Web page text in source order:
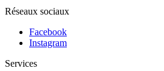
Réseaux sociaux
Facebook
Instagram
Services